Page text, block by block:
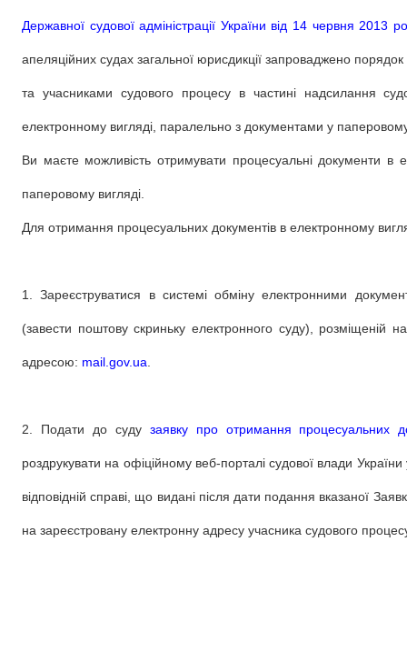
Державної судової адміністрації України від 14 червня 2013
апеляційних судах загальної юрисдикції запроваджено
та учасниками судового процесу в частині надсилання
електронному вигляді, паралельно з документами у
Ви маєте можливість отримувати процесуальні документи в
паперовому вигляді.
Для отримання процесуальних документів в електронному
1. Зареєструватися в системі обміну електронними
(завести поштову скриньку електронного суду), розміщеній
адресою: mail.gov.ua
2. Подати до суду заявку про отримання процесуальних
роздрукувати на офіційному веб-порталі судової влади
відповідній справі, що видані після дати подання вказаної
на зареєстровану електронну адресу учасника судового